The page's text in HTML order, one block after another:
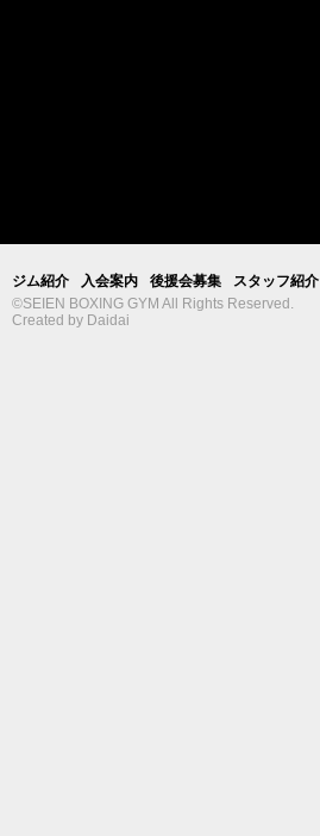
ジム紹介 入会案内 後援会募集 スタッフ紹介
©SEIEN BOXING GYM All Rights Reserved.
Created by Daidai